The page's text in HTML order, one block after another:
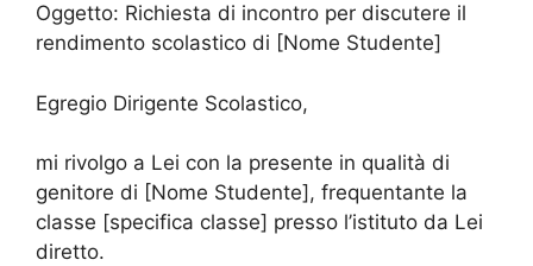
Oggetto: Richiesta di incontro per discutere il
rendimento scolastico di [Nome Studente]
Egregio Dirigente Scolastico,
mi rivolgo a Lei con la presente in qualità di
genitore di [Nome Studente], frequentante la
classe [specifica classe] presso l’istituto da Lei
diretto.